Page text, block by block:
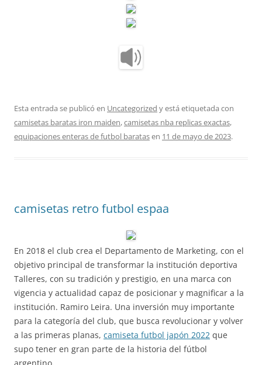
Esta entrada se publicó en Uncategorized y está etiquetada con
camisetas baratas iron maiden,camisetas nba replicas exactas,
equipaciones enteras de futbol baratasen 11 de mayo de 2023.
camisetas retro futbol espaa
En 2018 el club crea el Departamento de Marketing, con el
objetivo principal de transformar la institución deportiva
Talleres, con su tradición y prestigio, en una marca con
vigencia y actualidad capaz de posicionar y magnificar a la
institución. Ramiro Leira. Una inversión muy importante
para la categoría del club, que busca revolucionar y volver
a las primeras planas, camiseta futbol japón 2022 que
supo tener en gran parte de la historia del fútbol